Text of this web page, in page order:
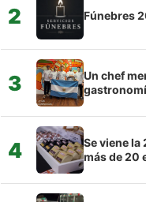
2 Fúnebres
3
Un chef
4
Se viene la
más de 20